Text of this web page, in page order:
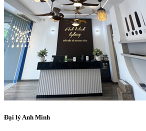
Đại lý Anh Minh